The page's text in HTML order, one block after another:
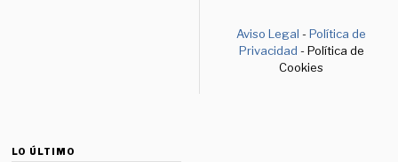
Aviso Legal -Política de
Privacidad - Política de
Cookies
LO ÚLTIMO